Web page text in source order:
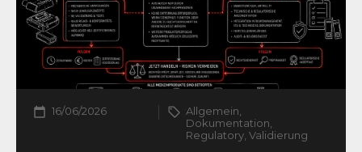
16/06/2026
Allgemein,
Dokumentation,
Regulatory, Validierung